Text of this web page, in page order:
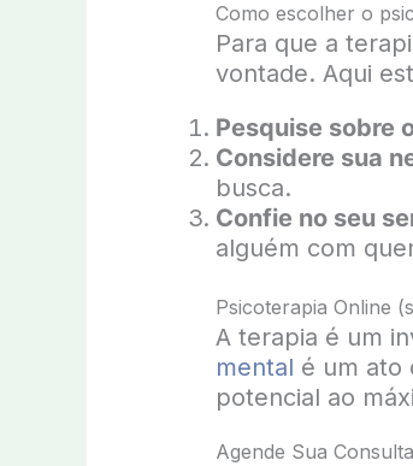
Como escolher o
Para que a
vontade. Aqui
Pesquise sobre
Considere sua
busca.
Confie no seu
alguém com
Psicoterapia Online
A terapia é um
mental é um ato
potencial ao
Agende Sua Consulta